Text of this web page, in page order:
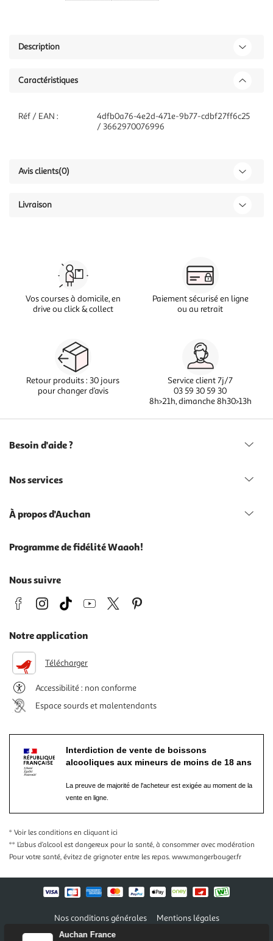
Auchan France
Description
Caractéristiques
Réf / EAN :
4dfb0a76-4e2d-471e-9b77-cdbf27ff6c25
/ 3662970076996
Avis clients(0)
Livraison
Vos courses à domicile, en
drive ou click & collect
Paiement sécurisé en ligne
ou au retrait
Retour produits : 30 jours
pour changer d’avis
Service client 7j/7
03 59 30 59 30
8h>21h, dimanche 8h30>13h
Besoin d'aide ?
Nos services
À propos d'Auchan
Programme de fidélité Waaoh!
Nous suivre
Notre application
Télécharger
Accessibilité : non conforme
Espace sourds et malentendants
Interdiction de vente de boissons
alcooliques aux mineurs de moins de 18 ans
La preuve de majorité de l'acheteur est exigée au moment de la
vente en ligne.
* Voir les conditions en cliquant ici
** L’abus d’alcool est dangereux pour la santé, à consommer avec modération
Pour votre santé, évitez de grignoter entre les repas. www.mangerbouger.fr
Nos conditions générales
Mentions légales
Conditions des offres et promotions